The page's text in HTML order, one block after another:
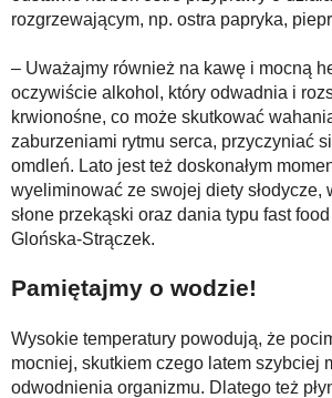
rozgrzewającym, np. ostra papryka,
– Uważajmy również na kawę i mocną
oczywiście alkohol, który odwadnia i
krwionośne, co może skutkować
zaburzeniami rytmu serca, przyczyniać
omdleń. Lato jest też doskonałym
wyeliminować ze swojej diety słodycze,
słone przekąski oraz dania typu fast
Glońska-Strączek.
Pamiętajmy o wodzie!
Wysokie temperatury powodują, że
mocniej, skutkiem czego latem szybciej
odwodnienia organizmu. Dlatego też